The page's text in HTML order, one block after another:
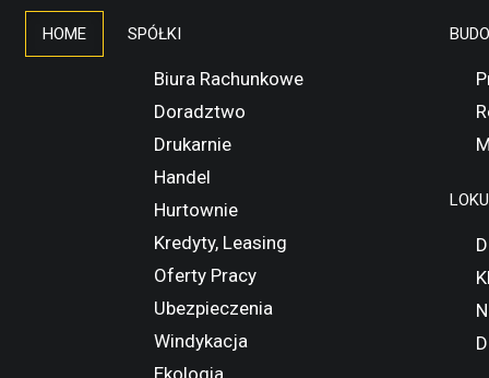
HOME SPÓŁKI
Biura Rachunkowe
Doradztwo
Drukarnie
Handel
Hurtownie
Kredyty, Leasing
Oferty Pracy
Ubezpieczenia
Windykacja
Ekologia